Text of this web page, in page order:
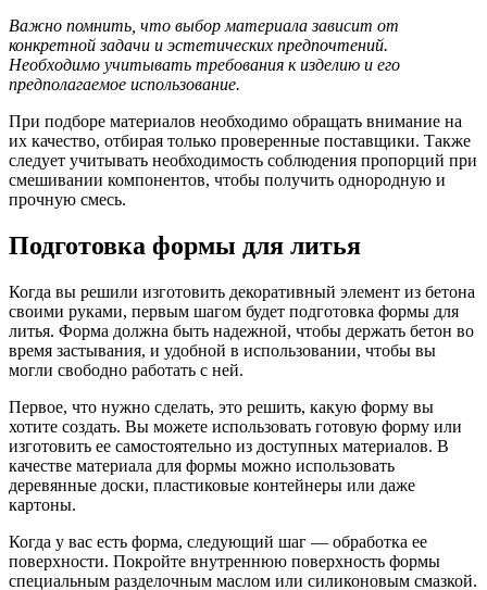
Важно помнить, что выбор материала зависит от
конкретной задачи и эстетических предпочтений.
Необходимо учитывать требования к изделию и его
предполагаемое использование.
При подборе материалов необходимо обращать внимание на
их качество, отбирая только проверенные поставщики. Также
следует учитывать необходимость соблюдения пропорций при
смешивании компонентов, чтобы получить однородную и
прочную смесь.
Подготовка формы для литья
Когда вы решили изготовить декоративный элемент из бетона
своими руками, первым шагом будет подготовка формы для
литья. Форма должна быть надежной, чтобы держать бетон во
время застывания, и удобной в использовании, чтобы вы
могли свободно работать с ней.
Первое, что нужно сделать, это решить, какую форму вы
хотите создать. Вы можете использовать готовую форму или
изготовить ее самостоятельно из доступных материалов. В
качестве материала для формы можно использовать
деревянные доски, пластиковые контейнеры или даже
картоны.
Когда у вас есть форма, следующий шаг — обработка ее
поверхности. Покройте внутреннюю поверхность формы
специальным разделочным маслом или силиконовым смазкой.